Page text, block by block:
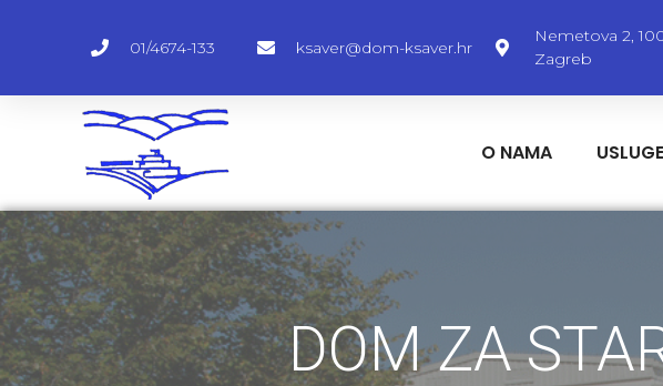
01/4674-133 ksaver@dom-ksaver.hr
Nemetova 2,
Zagreb
O NAMA USLUGE
DOM ZA